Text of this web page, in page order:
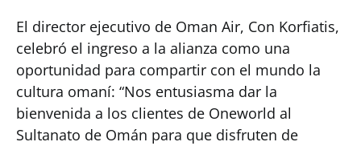
El director ejecutivo de Oman Air, Con Korfiatis,
celebró el ingreso a la alianza como una
oportunidad para compartir con el mundo la
cultura omaní: “Nos entusiasma dar la
bienvenida a los clientes de Oneworld al
Sultanato de Omán para que disfruten de